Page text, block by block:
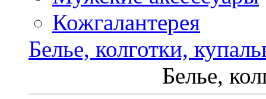
Кожгалантерея
Белье, колготки,
Белье,